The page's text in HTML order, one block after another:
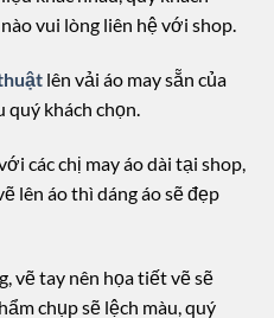
vui lòng liên hệ với shop.
lên vải áo may sẵn của
quý khách chọn.
các chị may áo dài tại shop,
lên áo thì dáng áo sẽ đẹp
vẽ tay nên họa tiết vẽ sẽ
chụp sẽ lệch màu, quý